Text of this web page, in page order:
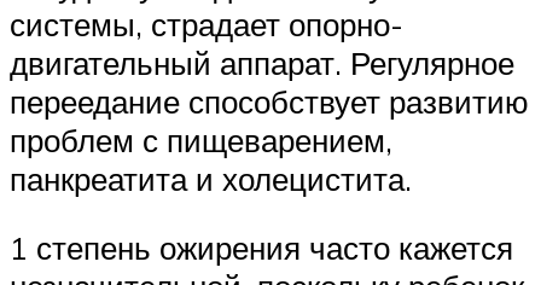
системы, страдает опорно-
двигательный аппарат. Регулярное
переедание способствует развитию
проблем с пищеварением,
панкреатита и холецистита.
1 степень ожирения часто кажется